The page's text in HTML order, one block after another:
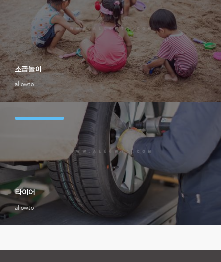
allowto
소꼽놀이
allowto
타이어